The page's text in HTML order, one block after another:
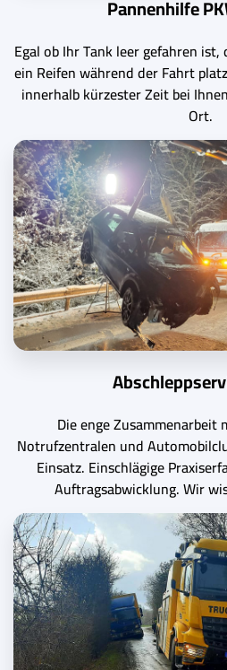
Pannenhilfe
Egal ob Ihr Tank leer gefahren
ein Reifen während der Fahrt
innerhalb kürzester Zeit bei
Ort.
Die enge Zusammenarbeit
Notrufzentralen und
Einsatz. Einschlägige
Auftragsabwicklung. Wir